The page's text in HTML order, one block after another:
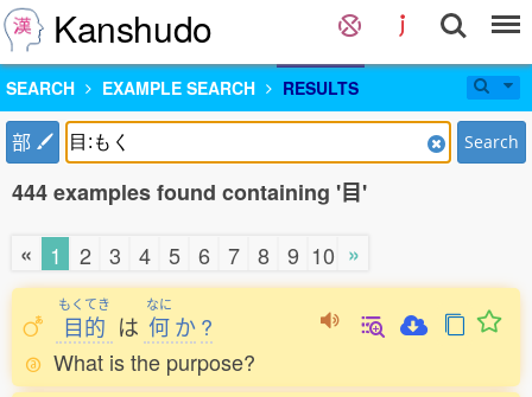
Kanshudo
SEARCH EXAMPLE SEARCH RESULTS
部 Search
444 examples found containing '目'
« 1 2 3 4 5 6 7 8 9 10 »
もくてき
目的 は
なに
何か ?
What is the purpose?